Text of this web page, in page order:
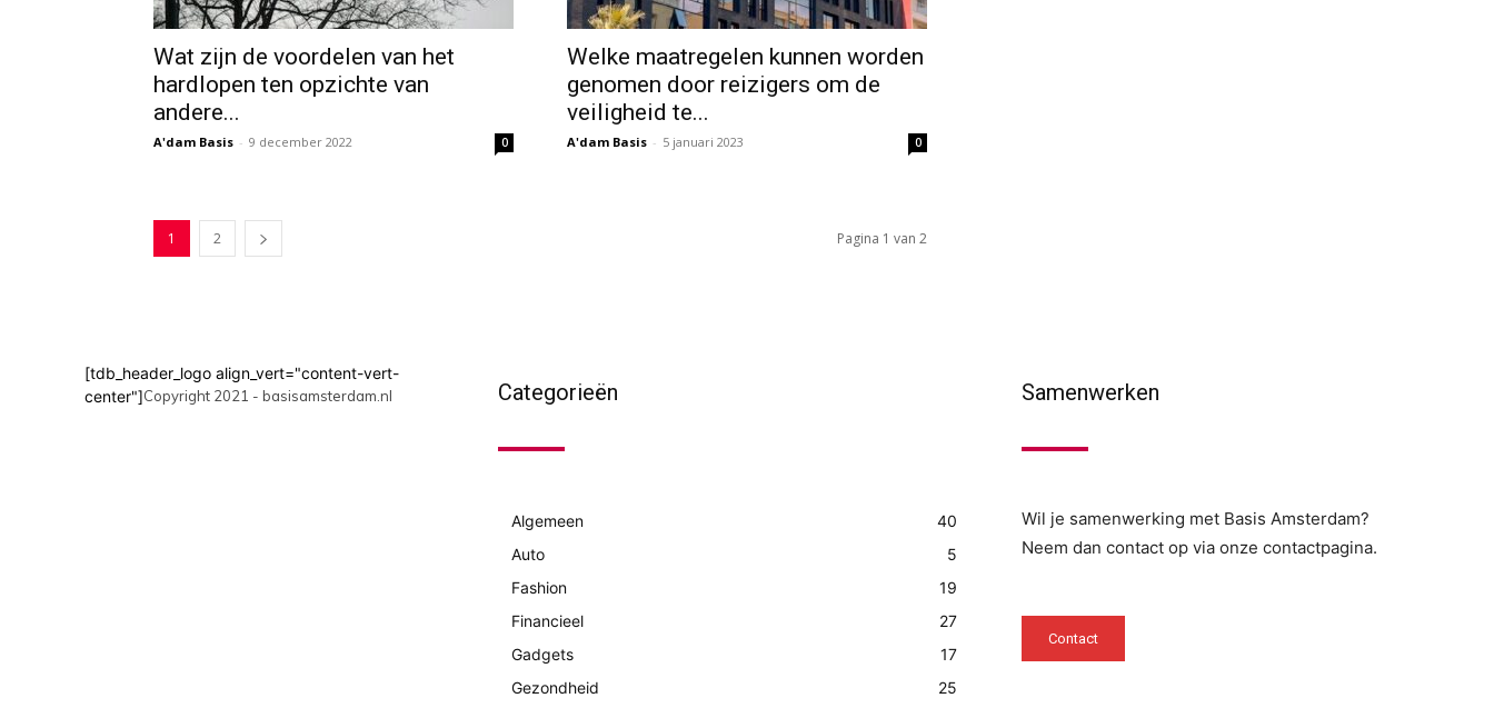
Wat zijn de voordelen van het
hardlopen ten opzichte van
andere...
A'dam Basis - 9 december 2022 0
Welke maatregelen kunnen worden
genomen door reizigers om de
veiligheid te...
A'dam Basis - 5 januari 2023 0
1 2 Pagina 1 van 2
[tdb_header_logo align_vert="content-vert-
center"]Copyright 2021 - basisamsterdam.nl Categorieën
Algemeen
40
Auto
5
Fashion
19
Financieel
27
Gadgets
17
Gezondheid
25
Samenwerken
Wil je samenwerking met Basis Amsterdam?
Neem dan contact op via onze contactpagina.
Contact